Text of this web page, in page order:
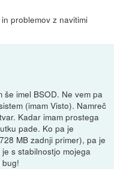
problemov z navitimi
še imel BSOD. Ne vem pa
(imam Visto). Namreč
Kadar imam prostega
pade. Ko pa je
MB zadnji primer), pa je
s stabilnostjo mojega